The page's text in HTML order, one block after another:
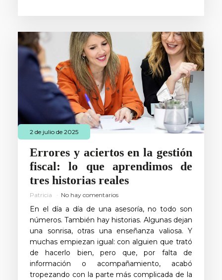
2 de julio de 2025
Errores y aciertos en la gestión
fiscal: lo que aprendimos de
tres historias reales
Patricia No hay comentarios
En el día a día de una asesoría, no todo son
números. También hay historias. Algunas dejan
una sonrisa, otras una enseñanza valiosa. Y
muchas empiezan igual: con alguien que trató
de hacerlo bien, pero que, por falta de
información o acompañamiento, acabó
tropezando con la parte más complicada de la